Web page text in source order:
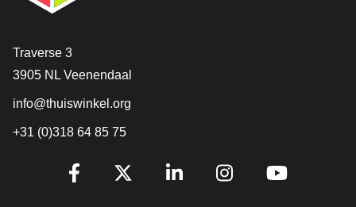
[_General:Contact]
Traverse 3
3905 NL Veenendaal
info@thuiswinkel.org
+31 (0)318 64 85 75
[_General:SocialMediaTitle]